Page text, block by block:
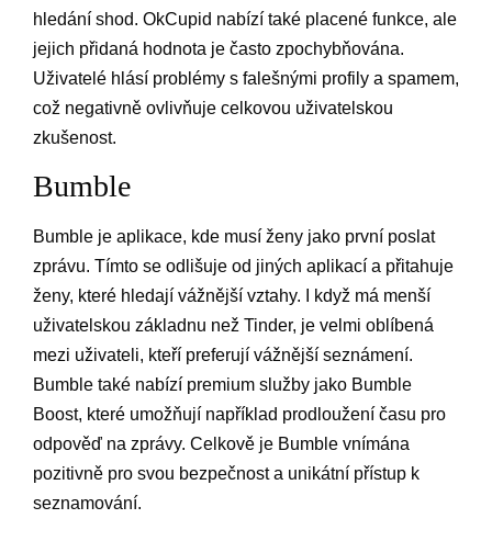
hledání shod. OkCupid nabízí také placené funkce, ale
jejich přidaná hodnota je často zpochybňována.
Uživatelé hlásí problémy s falešnými profily a spamem,
což negativně ovlivňuje celkovou uživatelskou
zkušenost.
Bumble
Bumble je aplikace, kde musí ženy jako první poslat
zprávu. Tímto se odlišuje od jiných aplikací a přitahuje
ženy, které hledají vážnější vztahy. I když má menší
uživatelskou základnu než Tinder, je velmi oblíbená
mezi uživateli, kteří preferují vážnější seznámení.
Bumble také nabízí premium služby jako Bumble
Boost, které umožňují například prodloužení času pro
odpověď na zprávy. Celkově je Bumble vnímána
pozitivně pro svou bezpečnost a unikátní přístup k
seznamování.